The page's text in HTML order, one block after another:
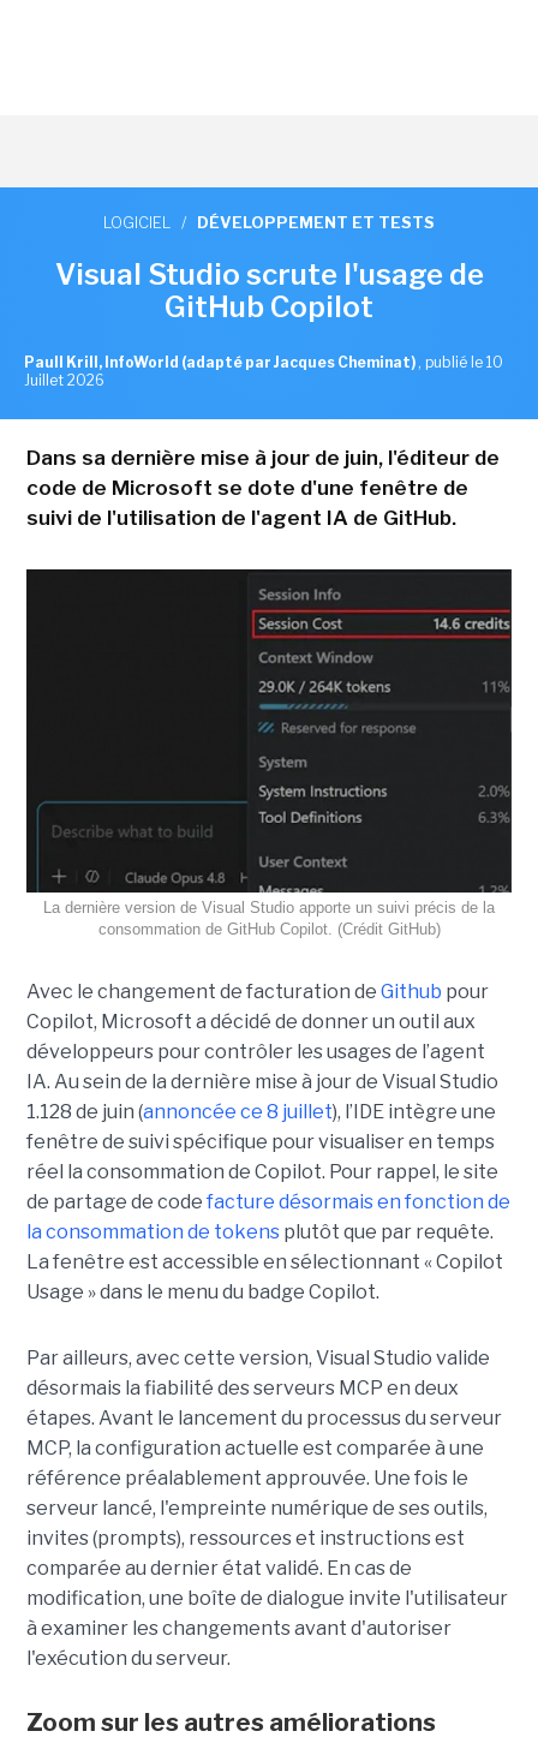
LOGICIEL / DÉVELOPPEMENT ET TESTS
Visual Studio scrute l'usage de
GitHub Copilot
Paull Krill, InfoWorld (adapté par Jacques Cheminat) , publié le 10
Juillet 2026
Dans sa dernière mise à jour de juin, l'éditeur de
code de Microsoft se dote d'une fenêtre de
suivi de l'utilisation de l'agent IA de GitHub.
La dernière version de Visual Studio apporte un suivi précis de la
consommation de GitHub Copilot. (Crédit GitHub)
Avec le changement de facturation de Github pour
Copilot, Microsoft a décidé de donner un outil aux
développeurs pour contrôler les usages de l’agent
IA. Au sein de la dernière mise à jour de Visual Studio
1.128 de juin (annoncée ce 8 juillet), l’IDE intègre une
fenêtre de suivi spécifique pour visualiser en temps
réel la consommation de Copilot. Pour rappel, le site
de partage de code facture désormais en fonction de
la consommation de tokens plutôt que par requête.
La fenêtre est accessible en sélectionnant « Copilot
Usage » dans le menu du badge Copilot.
Par ailleurs, avec cette version, Visual Studio valide
désormais la fiabilité des serveurs MCP en deux
étapes. Avant le lancement du processus du serveur
MCP, la configuration actuelle est comparée à une
référence préalablement approuvée. Une fois le
serveur lancé, l'empreinte numérique de ses outils,
invites (prompts), ressources et instructions est
comparée au dernier état validé. En cas de
modification, une boîte de dialogue invite l'utilisateur
à examiner les changements avant d'autoriser
l'exécution du serveur.
Zoom sur les autres améliorations